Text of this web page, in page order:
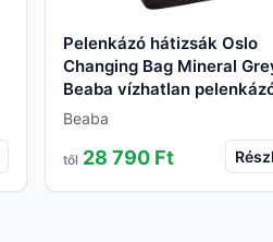
Pelenkázó hátizsák Oslo
Changing Bag Mineral
Beaba vízhatlan
Beaba
től 28 790 Ft